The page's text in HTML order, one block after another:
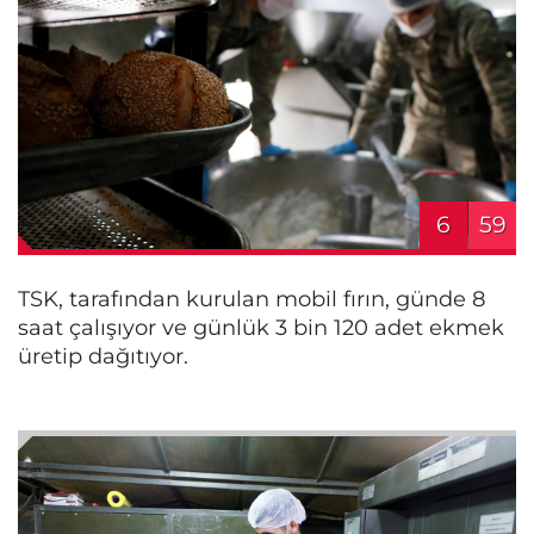
6 59
TSK, tarafından kurulan mobil fırın, günde 8
saat çalışıyor ve günlük 3 bin 120 adet ekmek
üretip dağıtıyor.